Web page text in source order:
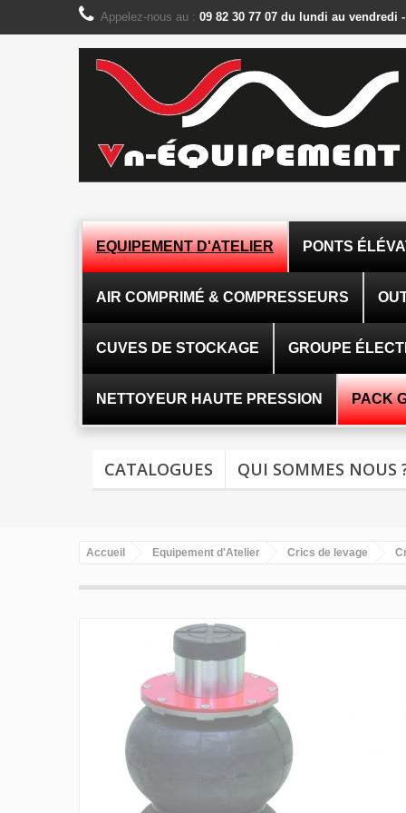
Panneau de gestion des cookies
Appelez-nous au : 09 82 30 77 07 du lundi au vendredi -
EQUIPEMENT D'ATELIER PONTS
AIR COMPRIMÉ & COMPRESSEURS
CUVES DE STOCKAGE GROUPE
NETTOYEUR HAUTE PRESSION PACK
CATALOGUES QUI SOMMES NOUS
Accueil Equipement d'Atelier Crics de levage